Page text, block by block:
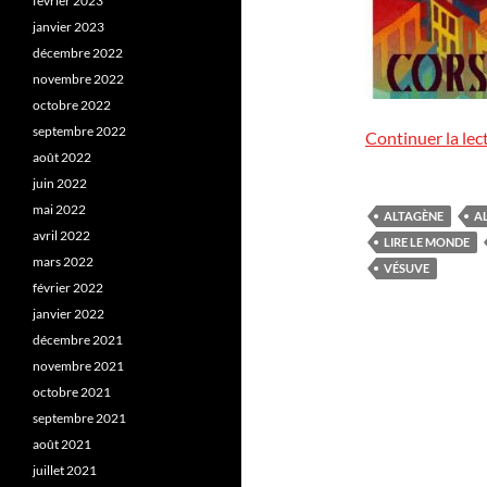
Continuer la
ALTAGÈNE
LIRE LE MONDE
VÉSUVE
janvier 2023
décembre 2022
novembre 2022
octobre 2022
septembre 2022
août 2022
juin 2022
mai 2022
avril 2022
mars 2022
février 2022
janvier 2022
décembre 2021
novembre 2021
octobre 2021
septembre 2021
août 2021
juillet 2021